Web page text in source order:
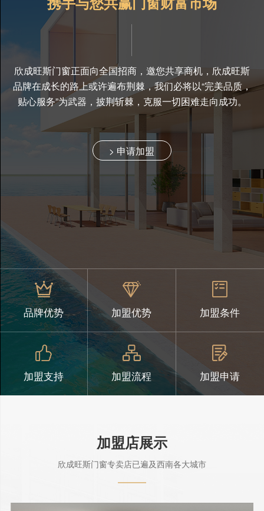
欣成旺斯门窗正面向全国招商，邀您共享商机，欣成旺斯
品牌在成长的路上或许遍布荆棘，我们必将以“完美品质，
贴心服务”为武器，披荆斩棘，克服一切困难走向成功。
> 申请加盟
品牌优势 加盟优势 加盟条件
加盟支持 加盟流程 加盟申请
STORE
加盟店展示
欣成旺斯门窗专卖店已遍及西南各大城市